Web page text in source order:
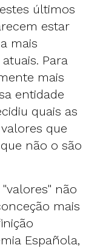
últimos
estar
mais
Para
mais
entidade
quais as
que
não o são
não
mais
Española,